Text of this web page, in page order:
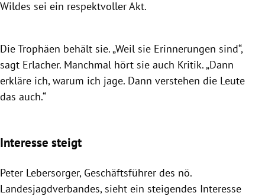
Wildes sei ein respektvoller Akt.
Die Trophäen behält sie. „Weil sie Erinnerungen sind“,
sagt Erlacher. Manchmal hört sie auch Kritik. „Dann
erkläre ich, warum ich jage. Dann verstehen die Leute
das auch.“
Interesse steigt
Peter Lebersorger, Geschäftsführer des nö.
Landesjagdverbandes, sieht ein steigendes Interesse